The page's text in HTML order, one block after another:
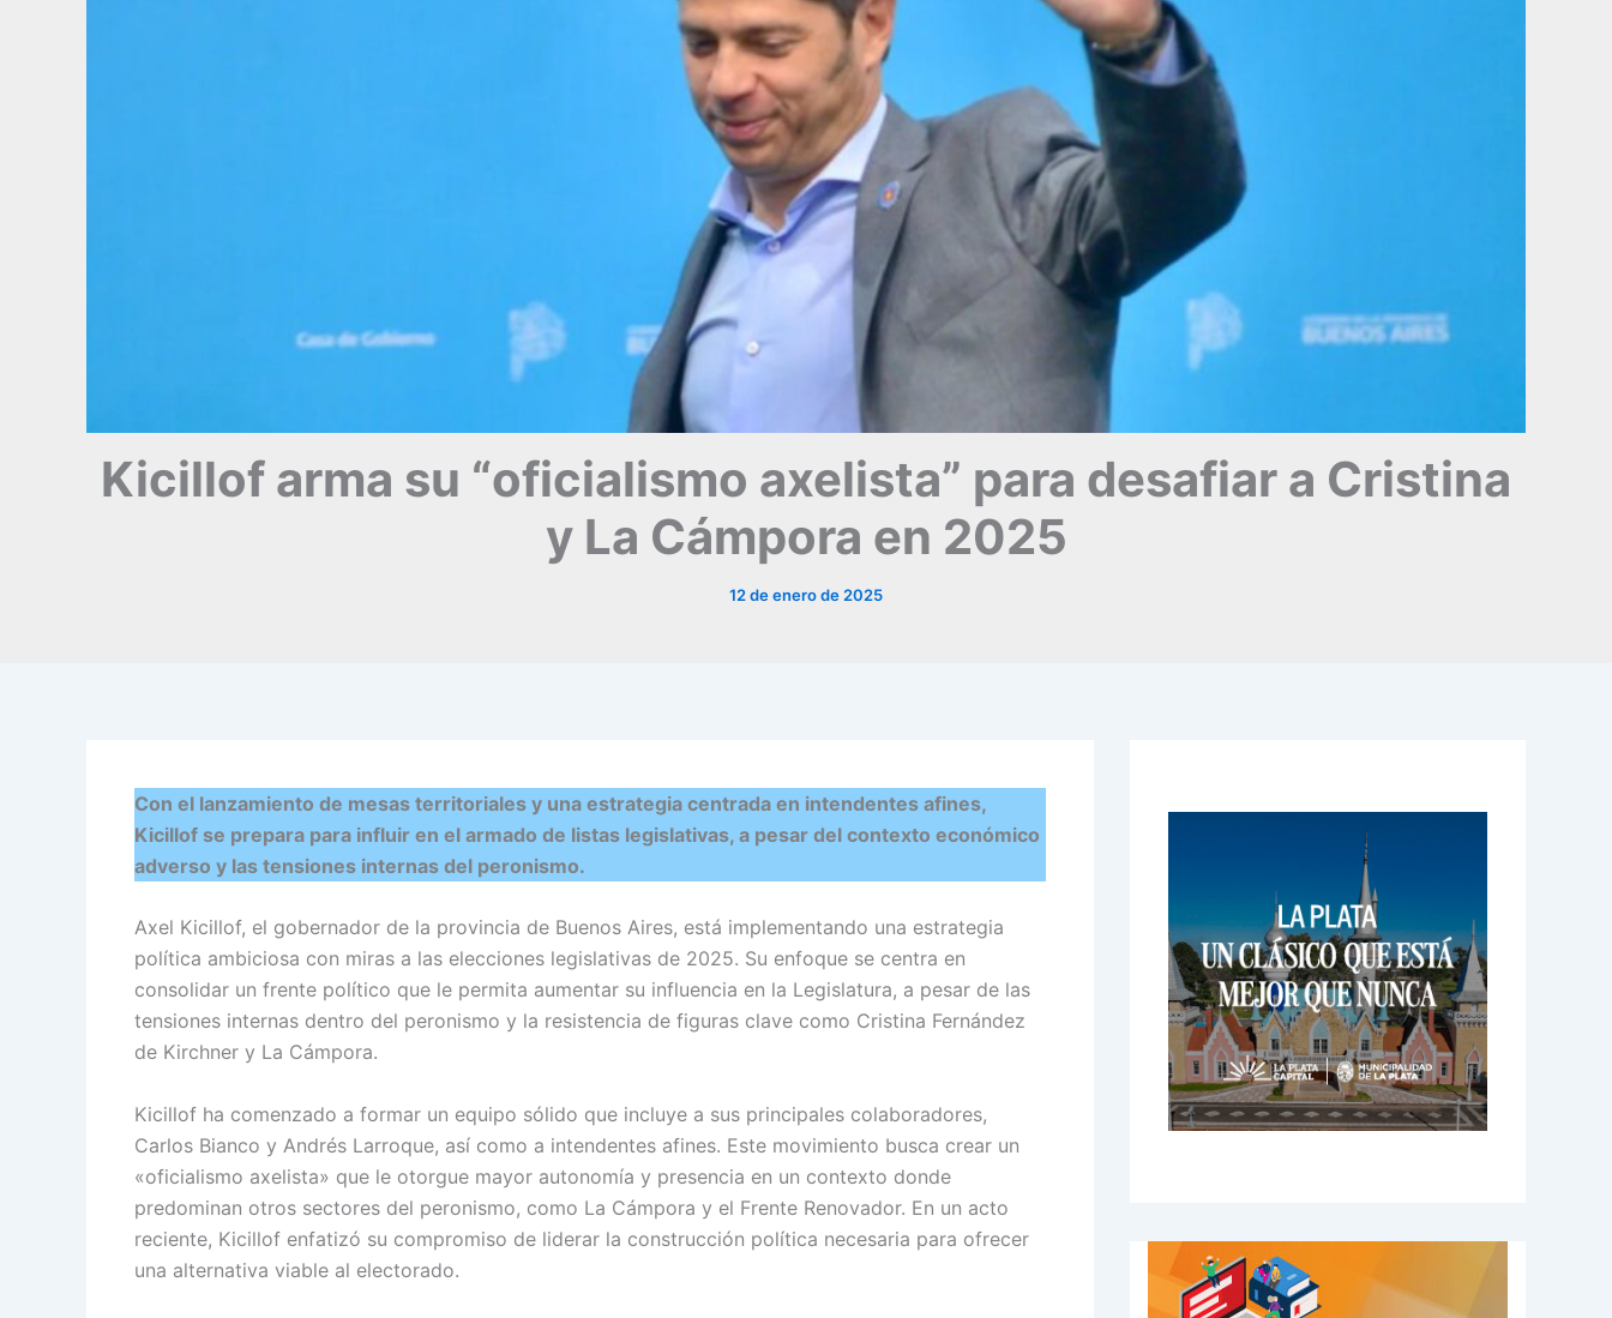
Kicillof arma su “oficialismo axelista” para desafiar a Cristina
y La Cámpora en 2025
12 de enero de 2025
Con el lanzamiento de mesas territoriales y una estrategia centrada en intendentes afines,
Kicillof se prepara para influir en el armado de listas legislativas, a pesar del contexto económico
adverso y las tensiones internas del peronismo.
Axel Kicillof, el gobernador de la provincia de Buenos Aires, está implementando una estrategia
política ambiciosa con miras a las elecciones legislativas de 2025. Su enfoque se centra en
consolidar un frente político que le permita aumentar su influencia en la Legislatura, a pesar de las
tensiones internas dentro del peronismo y la resistencia de figuras clave como Cristina Fernández
de Kirchner y La Cámpora.
Kicillof ha comenzado a formar un equipo sólido que incluye a sus principales colaboradores,
Carlos Bianco y Andrés Larroque, así como a intendentes afines. Este movimiento busca crear un
«oficialismo axelista» que le otorgue mayor autonomía y presencia en un contexto donde
predominan otros sectores del peronismo, como La Cámpora y el Frente Renovador. En un acto
reciente, Kicillof enfatizó su compromiso de liderar la construcción política necesaria para ofrecer
una alternativa viable al electorado.